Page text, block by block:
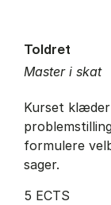
Master i skat
Toldret
Kurset
formulere
sager.
5 ECTS